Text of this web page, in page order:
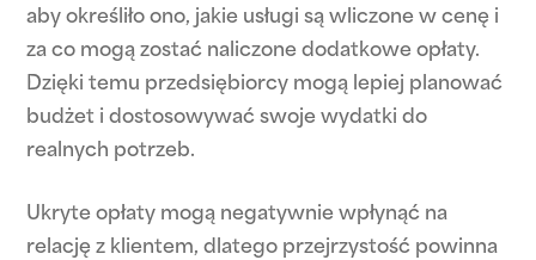
aby określiło ono, jakie usługi są wliczone w cenę i
za co mogą zostać naliczone dodatkowe opłaty.
Dzięki temu przedsiębiorcy mogą lepiej planować
budżet i dostosowywać swoje wydatki do
realnych potrzeb.
Ukryte opłaty mogą negatywnie wpłynąć na
relację z klientem, dlatego przejrzystość powinna